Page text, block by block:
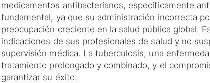
medicamentos antibacterianos, específicamente
fundamental, ya que su administración incorrecta
preocupación creciente en la salud pública global.
indicaciones de sus profesionales de salud y no
supervisión médica. La tuberculosis, una
tratamiento prolongado y combinado, y el
garantizar su éxito.